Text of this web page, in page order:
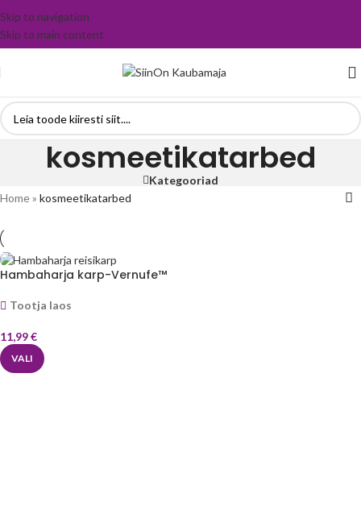
Skip to navigation
Skip to main content
kosmeetikatarbed
Kategooriad
Home» kosmeetikatarbed
Hambaharja karp-Vernufe™
Tootja laos
11,99€
VALI